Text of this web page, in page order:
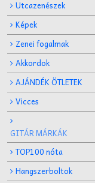
Utcazenészek
Képek
Zenei fogalmak
Akkordok
AJÁNDÉK ÖTLETEK
Vicces
GITÁR MÁRKÁK
TOP100 nóta
Hangszerboltok